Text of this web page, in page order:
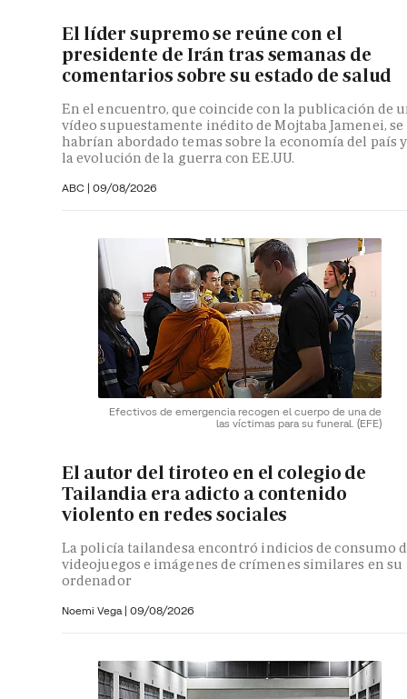
El líder supremo se reúne con el
presidente de Irán tras semanas de
comentarios sobre su estado de salud
En el encuentro, que coincide con la publicación de
vídeo supuestamente inédito de Mojtaba Jamenei, se
habrían abordado temas sobre la economía del país y
la evolución de la guerra con EE.UU.
ABC | 09/08/2026
Efectivos de emergencia recogen el cuerpo de una de
las víctimas para su funeral. (EFE)
El autor del tiroteo en el colegio de
Tailandia era adicto a contenido
violento en redes sociales
La policía tailandesa encontró indicios de consumo
videojuegos e imágenes de crímenes similares en su
ordenador
Noemi Vega | 09/08/2026